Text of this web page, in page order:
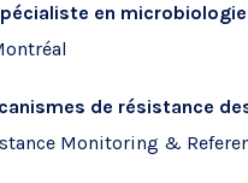
en
de résistance
Monitoring &